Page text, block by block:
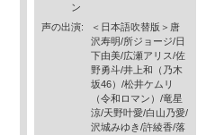
ン
声の出演:
＜日本語吹替版＞唐
沢寿明/所ジョージ/日
下由美/広瀬アリス/佐
野勇斗/井上和（乃木
坂46）/松井ケムリ
（令和ロマン）/竜星
涼/天野叶愛/白山乃愛/
沢城みゆき/許綾香/落